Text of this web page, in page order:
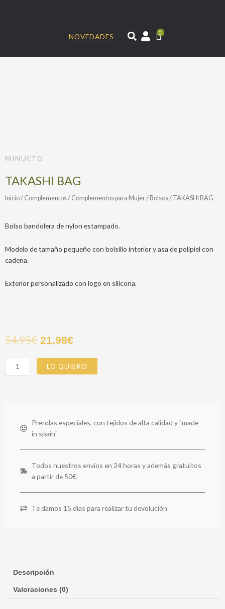
NOVEDADES
0
MINUETO
TAKASHI BAG
Inicio/ Complementos/ Complementos para Mujer/ Bolsos/ TAKASHI BAG
Bolso bandolera de nylon estampado.
Modelo de tamaño pequeño con bolsillo interior y asa de polipiel con
cadena.
Exterior personalizado con logo en silicona.
54,95€ 21,98€
TAKASHI
BAG
LO QUIERO
Prendas especiales, con tejidos de alta calidad y "made
in spain"
Todos nuestros envíos en 24 horas y además gratuitos
a partir de 50€.
Te damos 15 días para realizar tu devolución
Descripción
Valoraciones (0)